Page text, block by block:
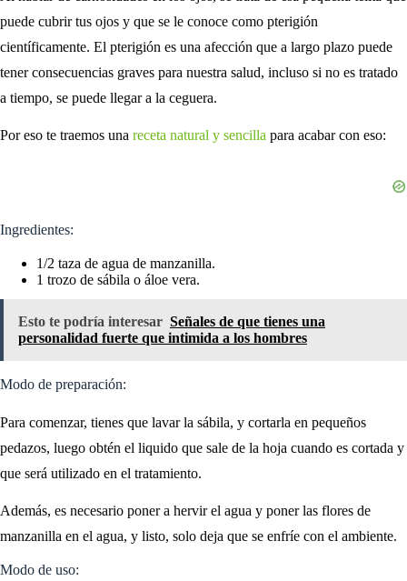
puede cubrir tus ojos y que se le conoce como pterigión
científicamente. El pterigión es una afección que a largo plazo puede
tener consecuencias graves para nuestra salud, incluso si no es tratado
a tiempo, se puede llegar a la ceguera.
Por eso te traemos una receta natural y sencilla para acabar con eso:
Ingredientes:
1/2 taza de agua de manzanilla.
1 trozo de sábila o áloe vera.
Esto te podría interesar Señales de que tienes una
personalidad fuerte que intimida a los hombres
Modo de preparación:
Para comenzar, tienes que lavar la sábila, y cortarla en pequeños
pedazos, luego obtén el liquido que sale de la hoja cuando es cortada y
que será utilizado en el tratamiento.
Además, es necesario poner a hervir el agua y poner las flores de
manzanilla en el agua, y listo, solo deja que se enfríe con el ambiente.
Modo de uso: